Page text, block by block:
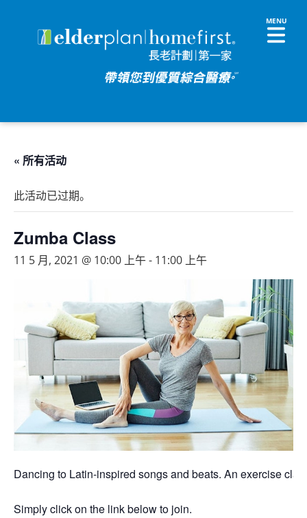
« 所有活动
此活动已过期。
Zumba Class
11 5 月, 2021 @ 10:00 上午- 11:00 上午
Dancing to Latin-inspired songs and beats. An exercise
Simply click on the link below to join.